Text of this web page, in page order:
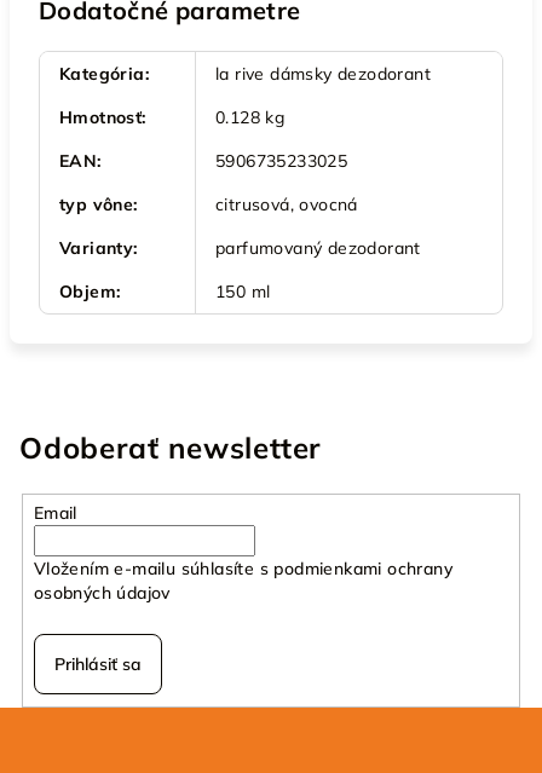
Dodatočné parametre
Kategória:
la rive dámsky dezodorant
Hmotnosť:
0.128 kg
EAN:
5906735233025
typ vône:
citrusová, ovocná
Varianty:
parfumovaný dezodorant
Objem: 150 ml
Odoberať newsletter
Email
Vložením e-mailu súhlasíte s podmienkami ochrany
osobných údajov
Prihlásiť sa